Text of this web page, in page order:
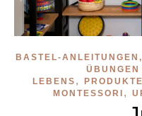
BASTEL-
LEBENS ,
MONTESSORI ,